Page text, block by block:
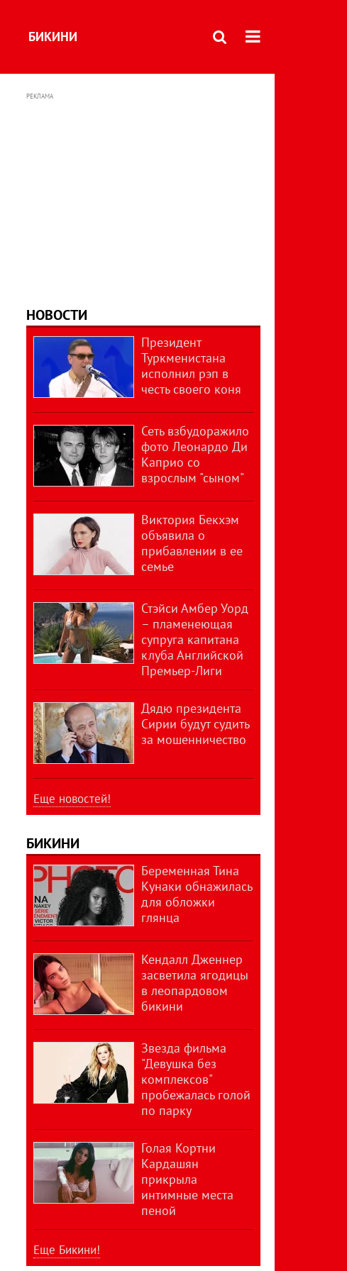
БИКИНИ
РЕКЛАМА
НОВОСТИ
Президент
Туркменистана
исполнил рэп в
честь своего коня
Сеть взбудоражило
фото Леонардо Ди
Каприо со
взрослым "сыном"
Виктория Бекхэм
объявила о
прибавлении в ее
семье
Стэйси Амбер Уорд
– пламенеющая
супруга капитана
клуба Английской
Премьер-Лиги
Дядю президента
Сирии будут судить
за мошенничество
Еще новостей!
БИКИНИ
Беременная Тина
Кунаки обнажилась
для обложки
глянца
Кендалл Дженнер
засветила ягодицы
в леопардовом
бикини
Звезда фильма
"Девушка без
комплексов"
пробежалась голой
по парку
Голая Кортни
Кардашян
прикрыла
интимные места
пеной
Еще Бикини!